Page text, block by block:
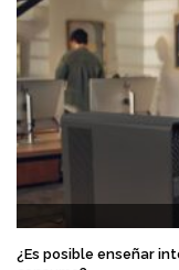
¿Es posible enseñar